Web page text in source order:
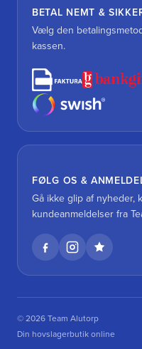
BETAL NEMT &
Vælg den
kassen.
FØLG OS &
Gå ikke glip af nyheder,
kundeanmeldelser fra
© 2026 Team Alutorp
Din hovslagerbutik online